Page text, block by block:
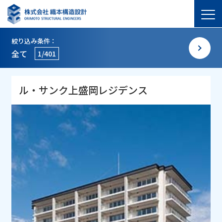
絞り込み条件：
全て 1/401
ル・サンク上盛岡レジデンス